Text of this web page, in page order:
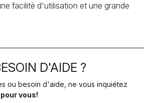
facilité d'utilisation et une grande
D'AIDE ?
ou besoin d'aide, ne vous inquiétez
vous!